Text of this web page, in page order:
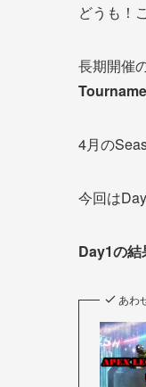
どうも！
長期開催
4月の
今回は
Day1の結
あわ